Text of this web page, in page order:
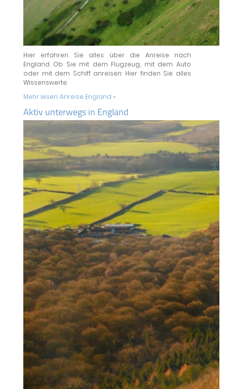
Hier erfahren Sie alles über die Anreise nach
England. Ob Sie mit dem Flugzeug, mit dem Auto
oder mit dem Schiff anreisen: Hier finden Sie alles
Wissenswerte.
Mehr lesen:Anreise England »
Aktiv unterwegs in England